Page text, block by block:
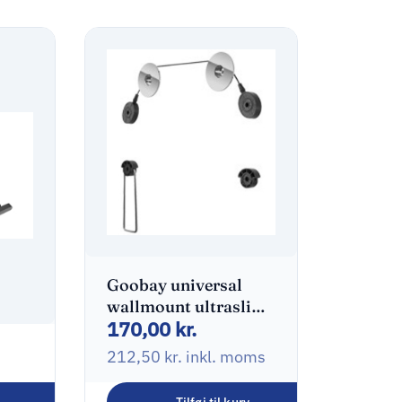
Goobay universal
wallmount ultraslim
32-55″
170,00 kr.
212,50 kr. inkl. moms